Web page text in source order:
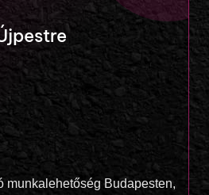
munkalehetőség Budapesten,